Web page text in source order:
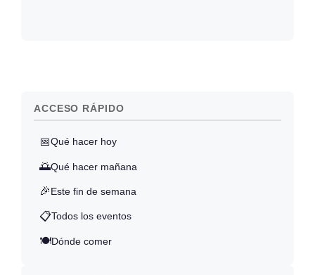
ACCESO RÁPIDO
📅Qué hacer hoy
🌅Qué hacer mañana
🎉Este fin de semana
📋Todos los eventos
🍽️Dónde comer